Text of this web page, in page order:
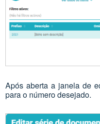
Após aberta a janela de
para o número desejado.